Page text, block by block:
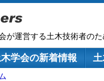
が運営する土木技術者のた
学会の新着情報